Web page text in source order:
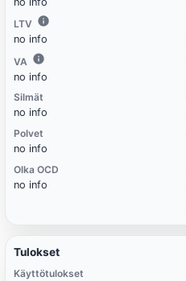
LTV
no info
VA
no info
Silmät
no info
Polvet
no info
Olka OCD
no info
Tulokset
Käyttötulokset